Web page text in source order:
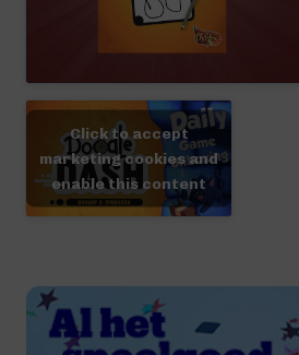
Click to accept
marketing cookies and
enable this content